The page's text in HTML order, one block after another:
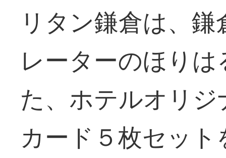
リタン鎌倉は、
レーターのほり
た、ホテルオリ
カード５枚セッ